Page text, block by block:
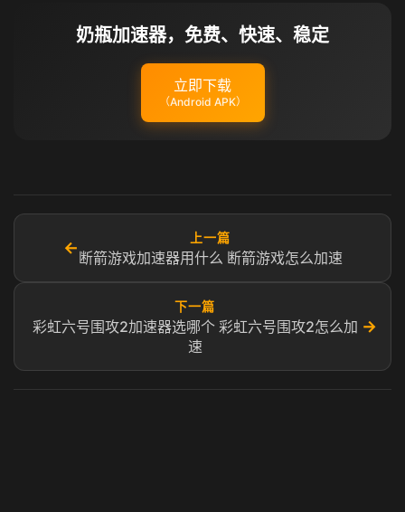
奶瓶加速器，免费、快速、稳定
立即下载
（Android APK）
←
上一篇
断箭游戏加速器用什么 断箭游戏怎么加速
下一篇
彩虹六号围攻2加速器选哪个 彩虹六号围攻2怎么加
速
→